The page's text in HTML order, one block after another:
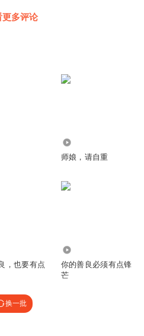
更多评论
师娘，请自重
，也要有点
你的善良必须有点锋
芒
换一批